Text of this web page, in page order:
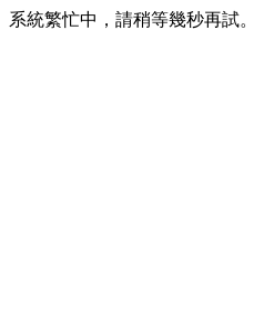
系統繁忙中，請稍等幾秒再試。